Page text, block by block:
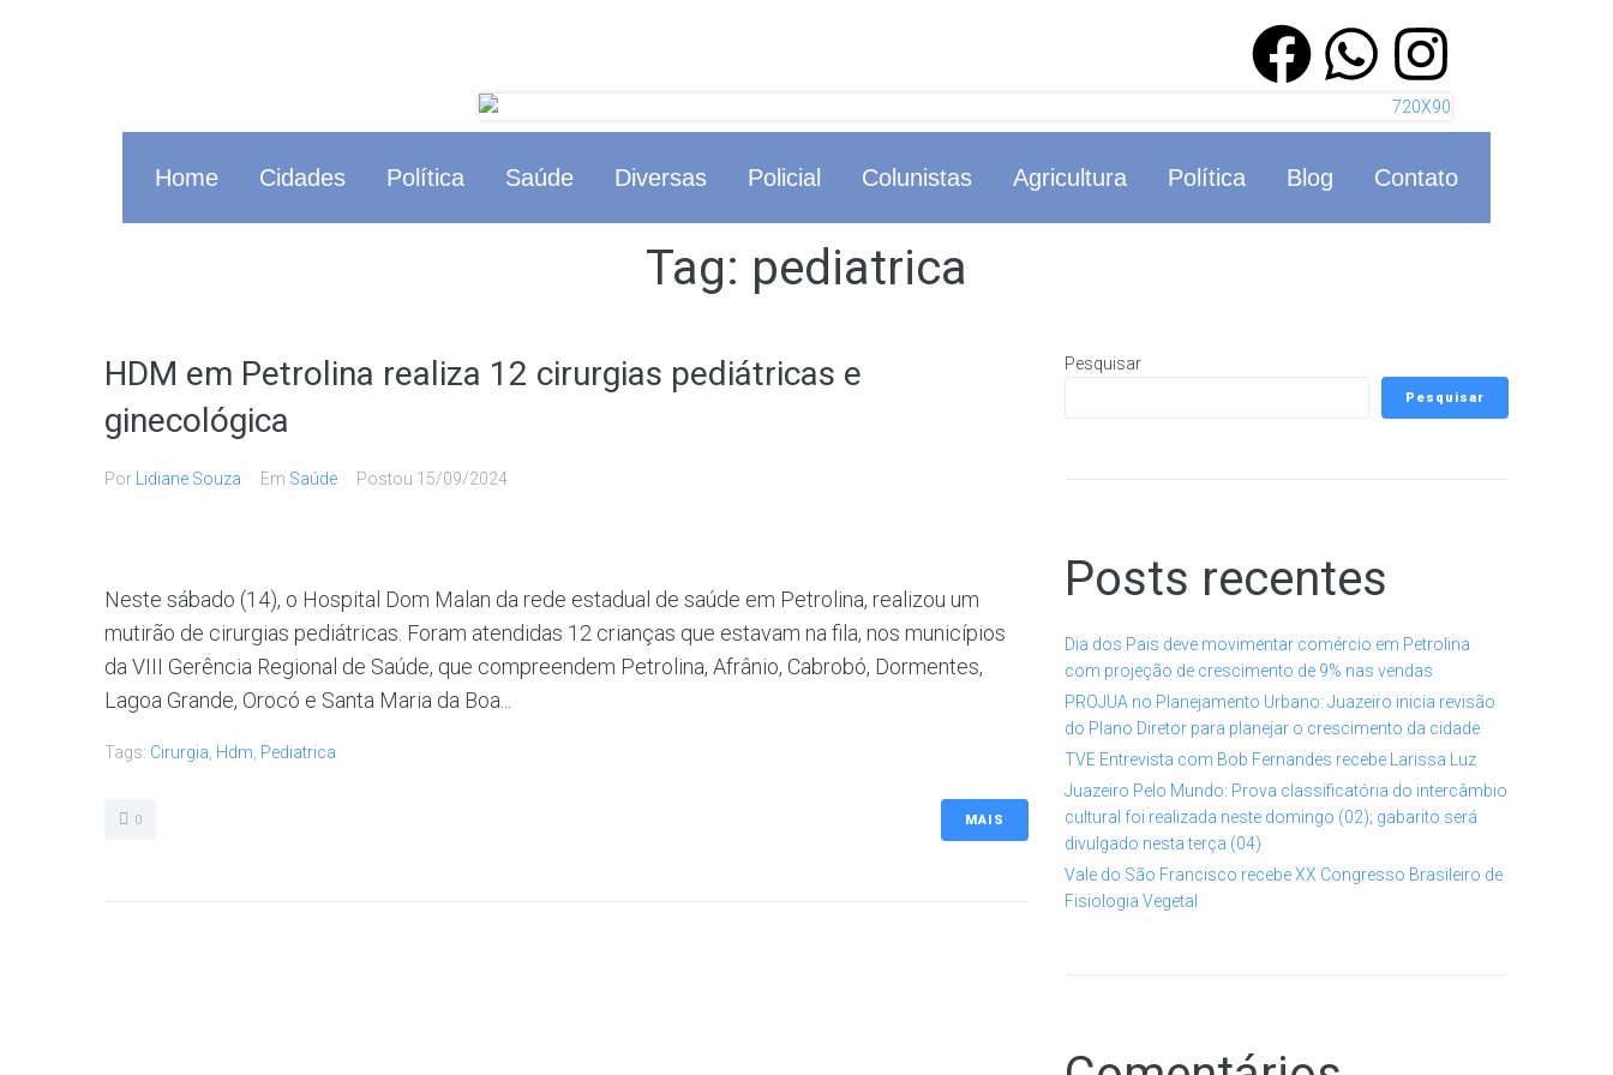
Home Cidades Política Saúde Diversas Policial Colunistas Agricultura Política Blog Contato
Tag: pediatrica
HDM em Petrolina realiza 12 cirurgias pediátricas e
ginecológica
Por Lidiane Souza Em Saúde Postou 15/09/2024
Neste sábado (14), o Hospital Dom Malan da rede estadual de saúde em Petrolina, realizou um
mutirão de cirurgias pediátricas. Foram atendidas 12 crianças que estavam na fila, nos municípios
da VIII Gerência Regional de Saúde, que compreendem Petrolina, Afrânio, Cabrobó, Dormentes,
Lagoa Grande, Orocó e Santa Maria da Boa...
Tags: Cirurgia Hdm Pediatrica
0 MAIS
Pesquisar
Pesquisar
Posts recentes
Dia dos Pais deve movimentar comércio em Petrolina
com projeção de crescimento de 9% nas vendas
PROJUA no Planejamento Urbano: Juazeiro inicia revisão
do Plano Diretor para planejar o crescimento da cidade
TVE Entrevista com Bob Fernandes recebe Larissa Luz
Juazeiro Pelo Mundo: Prova classificatória do intercâmbio
cultural foi realizada neste domingo (02); gabarito será
divulgado nesta terça (04)
Vale do São Francisco recebe XX Congresso Brasileiro de
Fisiologia Vegetal